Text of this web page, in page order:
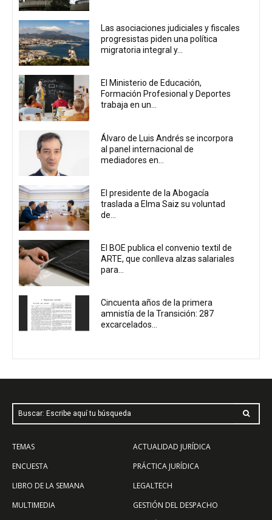
Las asociaciones judiciales y fiscales
progresistas piden una política
migratoria integral y...
El Ministerio de Educación,
Formación Profesional y Deportes
trabaja en un...
Álvaro de Luis Andrés se incorpora
al panel internacional de
mediadores en...
El presidente de la Abogacía
traslada a Elma Saiz su voluntad
de...
El BOE publica el convenio textil de
ARTE, que conlleva alzas salariales
para...
Cincuenta años de la primera
amnistía de la Transición: 287
excarcelados...
Buscar: Escribe aquí tu búsqueda
TEMAS
ENCUESTA
LIBRO DE LA SEMANA
MULTIMEDIA
ACTUALIDAD JURÍDICA
PRÁCTICA JURÍDICA
LEGALTECH
GESTIÓN DEL DESPACHO